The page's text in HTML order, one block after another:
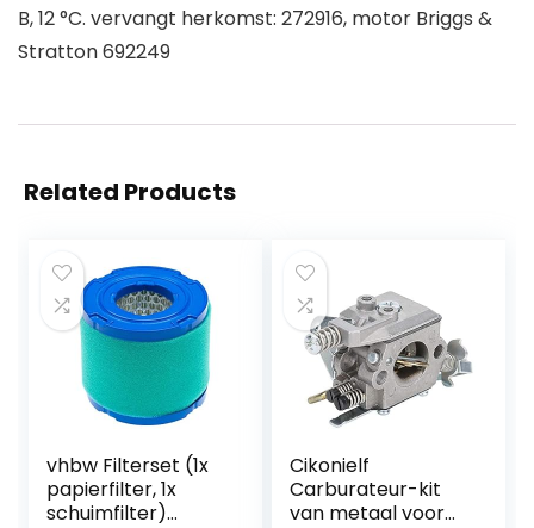
B, 12 °C. vervangt herkomst: 272916, motor Briggs &
Stratton 692249
Related Products
vhbw Filterset (1x
papierfilter, 1x
schuimfilter)
Cikonielf
Carburateur-kit
van metaal voor